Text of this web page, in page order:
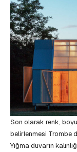
Son olarak renk,
belirlenmesi Trombe
Yığma duvarın